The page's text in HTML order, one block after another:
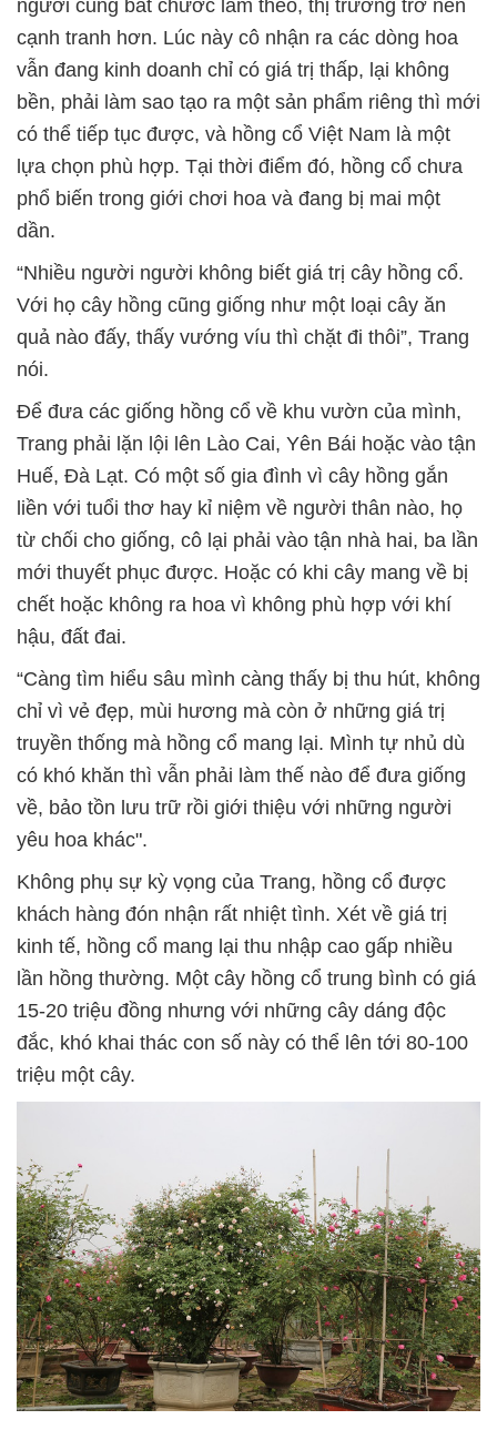
người cũng bắt chước làm theo, thị trường trở nên
cạnh tranh hơn. Lúc này cô nhận ra các dòng hoa
vẫn đang kinh doanh chỉ có giá trị thấp, lại không
bền, phải làm sao tạo ra một sản phẩm riêng thì mới
có thể tiếp tục được, và hồng cổ Việt Nam là một
lựa chọn phù hợp. Tại thời điểm đó, hồng cổ chưa
phổ biến trong giới chơi hoa và đang bị mai một
dần.
“Nhiều người người không biết giá trị cây hồng cổ.
Với họ cây hồng cũng giống như một loại cây ăn
quả nào đấy, thấy vướng víu thì chặt đi thôi”, Trang
nói.
Để đưa các giống hồng cổ về khu vườn của mình,
Trang phải lặn lội lên Lào Cai, Yên Bái hoặc vào tận
Huế, Đà Lạt. Có một số gia đình vì cây hồng gắn
liền với tuổi thơ hay kỉ niệm về người thân nào, họ
từ chối cho giống, cô lại phải vào tận nhà hai, ba lần
mới thuyết phục được. Hoặc có khi cây mang về bị
chết hoặc không ra hoa vì không phù hợp với khí
hậu, đất đai.
“Càng tìm hiểu sâu mình càng thấy bị thu hút, không
chỉ vì vẻ đẹp, mùi hương mà còn ở những giá trị
truyền thống mà hồng cổ mang lại. Mình tự nhủ dù
có khó khăn thì vẫn phải làm thế nào để đưa giống
về, bảo tồn lưu trữ rồi giới thiệu với những người
yêu hoa khác".
Không phụ sự kỳ vọng của Trang, hồng cổ được
khách hàng đón nhận rất nhiệt tình. Xét về giá trị
kinh tế, hồng cổ mang lại thu nhập cao gấp nhiều
lần hồng thường. Một cây hồng cổ trung bình có giá
15-20 triệu đồng nhưng với những cây dáng độc
đắc, khó khai thác con số này có thể lên tới 80-100
triệu một cây.